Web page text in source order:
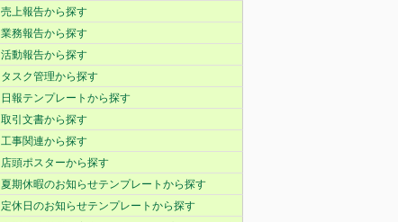
売上報告から探す
業務報告から探す
活動報告から探す
タスク管理から探す
日報テンプレートから探す
取引文書から探す
工事関連から探す
店頭ポスターから探す
夏期休暇のお知らせテンプレートから探す
定休日のお知らせテンプレートから探す